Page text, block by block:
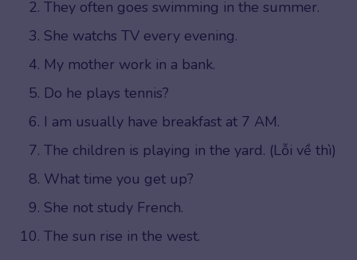
They often goes swimming in the summer.
She watchs TV every evening.
My mother work in a bank.
Do he plays tennis?
I am usually have breakfast at 7 AM.
The children is playing in the yard. (Lỗi về thì)
What time you get up?
She not study French.
The sun rise in the west.